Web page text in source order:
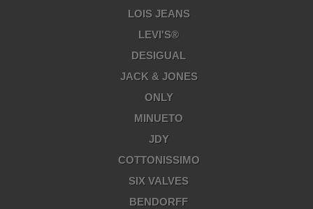
LOIS JEANS
LEVI'S®
DESIGUAL
JACK & JONES
ONLY
MINUETO
JDY
COTTONISSIMO
SIX VALVES
BENDORFF